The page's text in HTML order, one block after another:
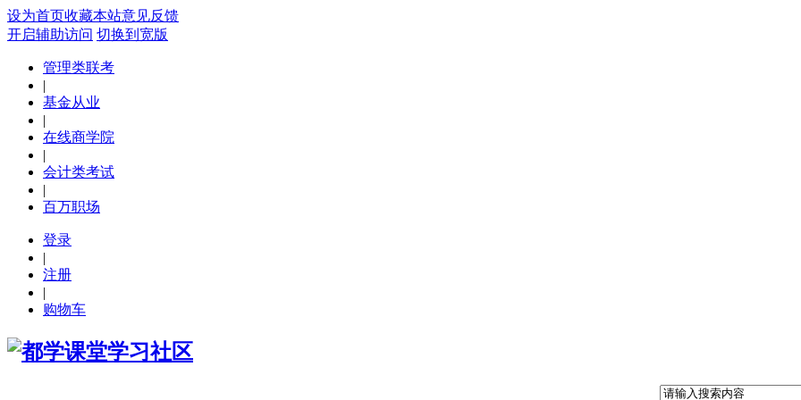
设为首页收藏本站意见反馈
开启辅助访问 切换到宽版
管理类联考
|
基金从业
|
在线商学院
|
会计类考试
|
百万职场
登录
|
注册
|
购物车